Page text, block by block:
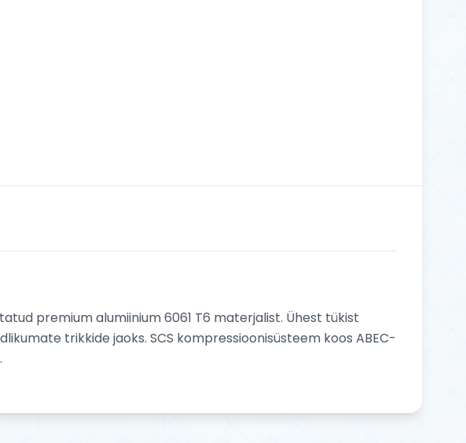
premium alumiinium 6061 T6 materjalist. Ühest tükist
trikkide jaoks. SCS kompressioonisüsteem koos ABEC-